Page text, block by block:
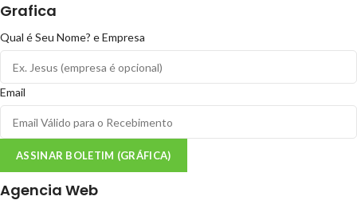
Grafica
Qual é Seu Nome? e Empresa
Email
ASSINAR BOLETIM (GRÁFICA)
Agencia Web